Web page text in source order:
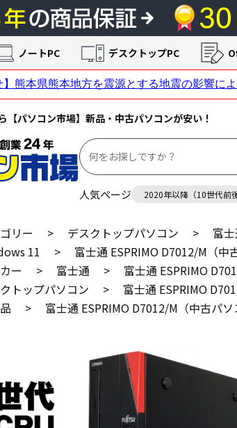
【パソコン市場】新品・中古パソコンが安い！
人気ページ 2020年以降（10世代前後
ノートPC デスクトップPC
リー > デスクトップパソコン >
富
11 >
富士通 ESPRIMO D7012/M（中
ー > 富士通 >
富士通 ESPRIMO
トップパソコン >
富士通 ESPRIMO
> 富士通 ESPRIMO D7012/M（中古パソ